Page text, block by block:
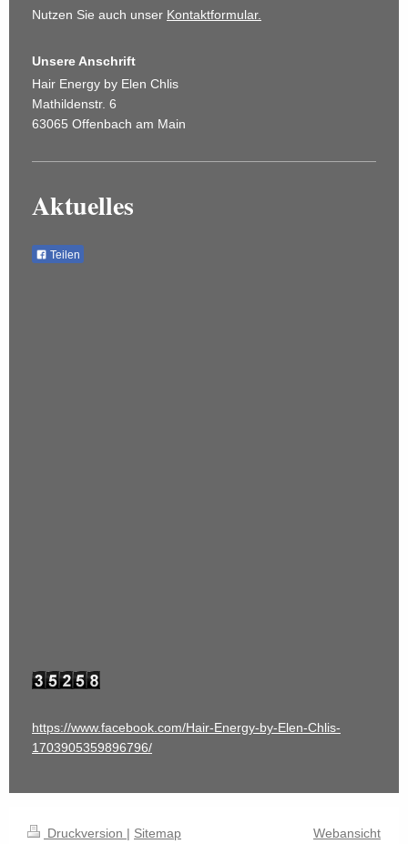
Nutzen Sie auch unser Kontaktformular.
Unsere Anschrift
Hair Energy by Elen Chlis
Mathildenstr. 6
63065 Offenbach am Main
Aktuelles
Teilen
https://www.facebook.com/Hair-Energy-by-Elen-Chlis-
1703905359896796/
Druckversion | Sitemap
Webansicht